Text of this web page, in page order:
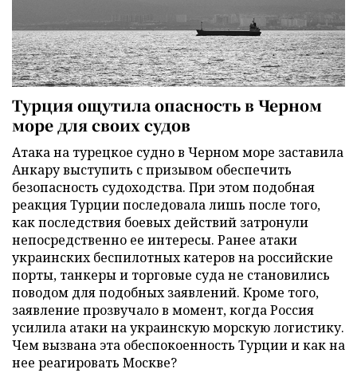
Турция ощутила опасность в Черном
море для своих судов
Атака на турецкое судно в Черном море заставила
Анкару выступить с призывом обеспечить
безопасность судоходства. При этом подобная
реакция Турции последовала лишь после того,
как последствия боевых действий затронули
непосредственно ее интересы. Ранее атаки
украинских беспилотных катеров на российские
порты, танкеры и торговые суда не становились
поводом для подобных заявлений. Кроме того,
заявление прозвучало в момент, когда Россия
усилила атаки на украинскую морскую логистику.
Чем вызвана эта обеспокоенность Турции и как на
нее реагировать Москве?